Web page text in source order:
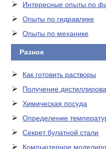
Интересные опыты по
Опыты по гидравлике
Опыты по механике
Разное
Как готовить растворы
Получение
Химическая посуда
Определение
Секрет булатной стали
Компьютерное